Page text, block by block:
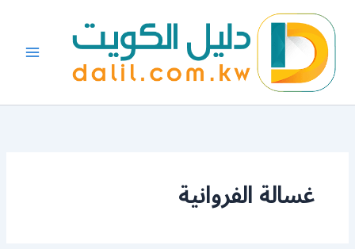
المحتوى
غسالة الفروانية